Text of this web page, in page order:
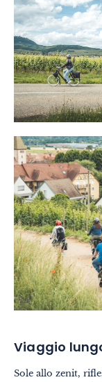
Cultura &
Know-how
Viaggio
Viaggio
Sole allo zenit,